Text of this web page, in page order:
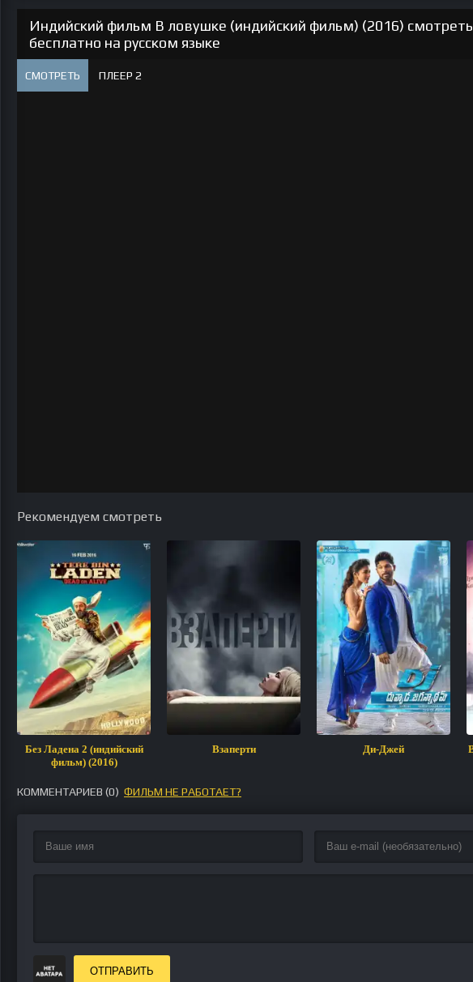
Индийский фильм В ловушке (индийский фильм) (2016)
бесплатно на русском языке
СМОТРЕТЬ ПЛЕЕР 2
Рекомендуем смотреть
Без Ладена 2 (индийский
фильм) (2016)
Взаперти Ди-Джей
КОММЕНТАРИЕВ (0) ФИЛЬМ НЕ РАБОТАЕТ?
ОТПРАВИТЬ